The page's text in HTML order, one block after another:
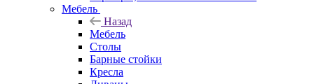
Мебель
Назад
Мебель
Столы
Барные стойки
Кресла